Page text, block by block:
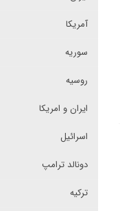
آمریکا
سوریه
روسیه
ایران و امریکا
اسرائیل
دونالد ترامپ
ترکیه